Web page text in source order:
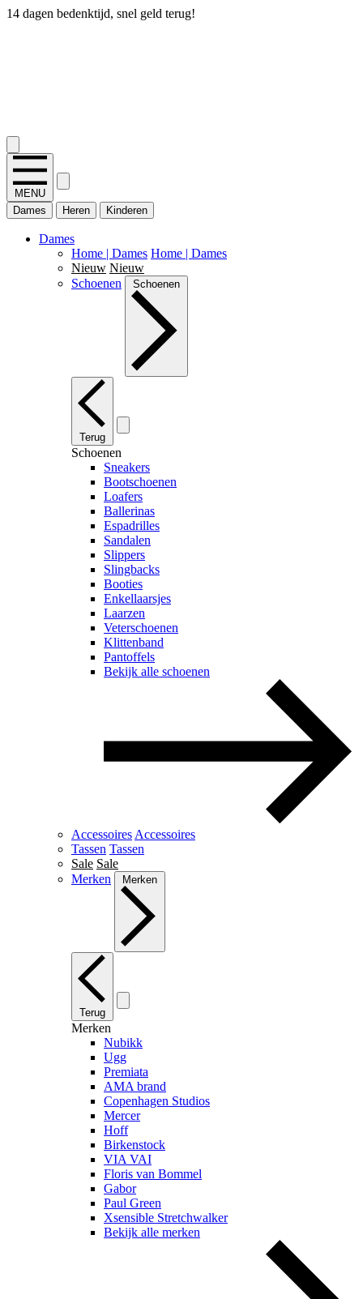
14 dagen bedenktijd, snel geld terug!
MENU
Dames
Heren Kinderen
Dames
Home | Dames Home | Dames
Nieuw Nieuw
Schoenen
Schoenen
Terug
Schoenen
Sneakers
Bootschoenen
Loafers
Ballerinas
Espadrilles
Sandalen
Slippers
Slingbacks
Booties
Enkellaarsjes
Laarzen
Veterschoenen
Klittenband
Pantoffels
Bekijk alle schoenen
Accessoires Accessoires
Tassen Tassen
Sale Sale
Merken
Merken
Terug
Merken
Nubikk
Ugg
Premiata
AMA brand
Copenhagen Studios
Mercer
Hoff
Birkenstock
VIA VAI
Floris van Bommel
Gabor
Paul Green
Xsensible Stretchwalker
Bekijk alle merken